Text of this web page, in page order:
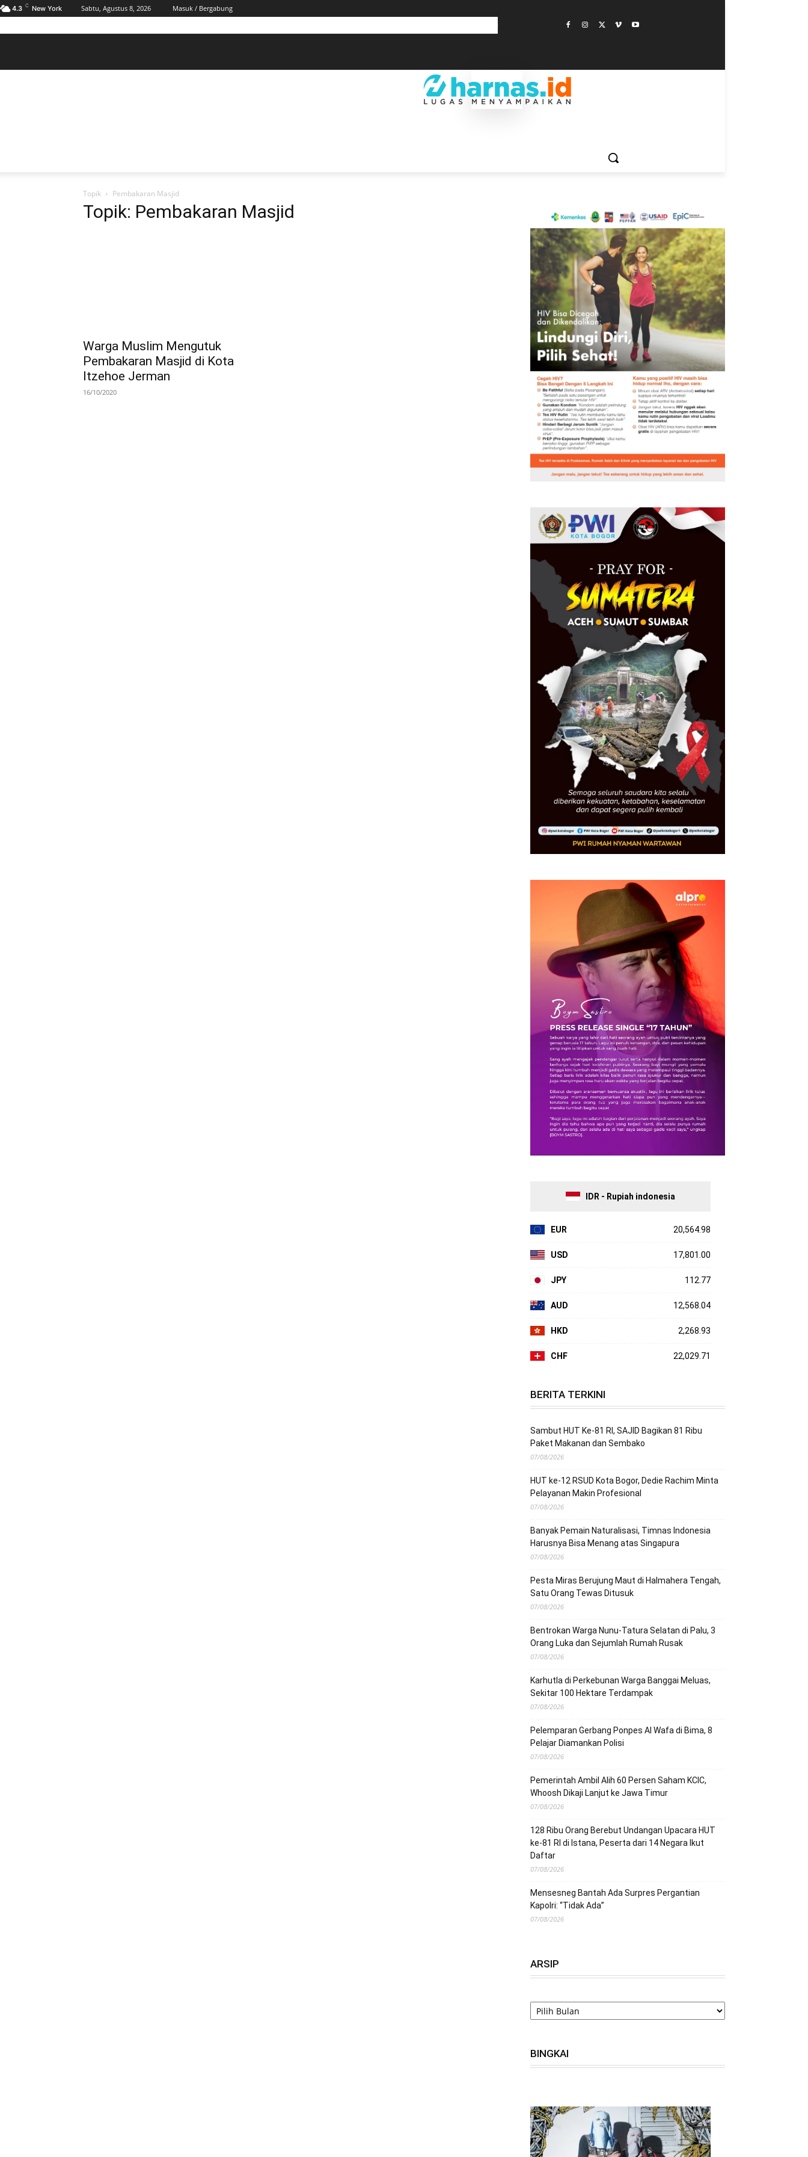
4.3 C New York Sabtu, Agustus 8, 2026
Masuk / Bergabung
Topik Pembakaran Masjid
Topik: Pembakaran Masjid
Warga Muslim Mengutuk
Pembakaran Masjid di Kota
Itzehoe Jerman
16/10/2020
IDR - Rupiah indonesia
EUR 20,564.98
USD 17,801.00
JPY 112.77
AUD 12,568.04
HKD 2,268.93
CHF 22,029.71
BERITA TERKINI
Sambut HUT Ke-81 RI, SAJID Bagikan 81 Ribu
Paket Makanan dan Sembako
07/08/2026
HUT ke-12 RSUD Kota Bogor, Dedie Rachim Minta
Pelayanan Makin Profesional
07/08/2026
Banyak Pemain Naturalisasi, Timnas Indonesia
Harusnya Bisa Menang atas Singapura
07/08/2026
Pesta Miras Berujung Maut di Halmahera Tengah,
Satu Orang Tewas Ditusuk
07/08/2026
Bentrokan Warga Nunu-Tatura Selatan di Palu, 3
Orang Luka dan Sejumlah Rumah Rusak
07/08/2026
Karhutla di Perkebunan Warga Banggai Meluas,
Sekitar 100 Hektare Terdampak
07/08/2026
Pelemparan Gerbang Ponpes Al Wafa di Bima, 8
Pelajar Diamankan Polisi
07/08/2026
Pemerintah Ambil Alih 60 Persen Saham KCIC,
Whoosh Dikaji Lanjut ke Jawa Timur
07/08/2026
128 Ribu Orang Berebut Undangan Upacara HUT
ke-81 RI di Istana, Peserta dari 14 Negara Ikut
Daftar
07/08/2026
Mensesneg Bantah Ada Surpres Pergantian
Kapolri: “Tidak Ada”
07/08/2026
ARSIP
ARSIP
BINGKAI